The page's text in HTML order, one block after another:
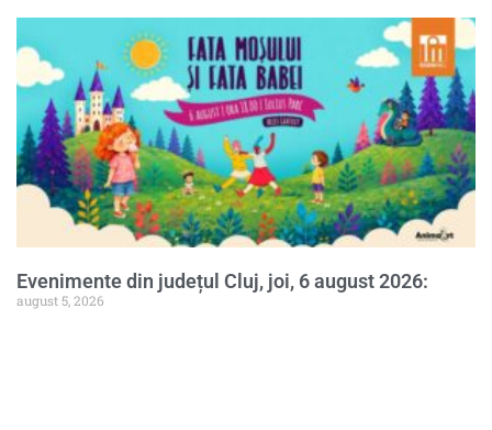
Evenimente din județul Cluj, joi, 6 august 2026:
august 5, 2026